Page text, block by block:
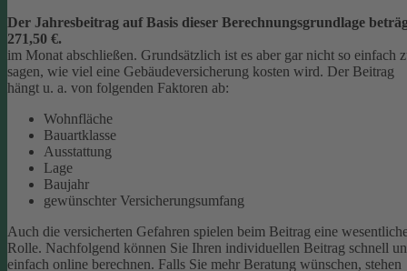
Der Jahresbeitrag auf Basis dieser Berechnungsgrundlage
271,50 €.
im Monat abschließen. Grundsätzlich ist es aber gar nicht so einfach
sagen, wie viel eine Gebäudeversicherung kosten wird. Der Beitrag
hängt u. a. von folgenden Faktoren ab:
Wohnfläche
Bauartklasse
Ausstattung
Lage
Baujahr
gewünschter Versicherungsumfang
Auch die versicherten Gefahren spielen beim Beitrag eine
Rolle. Nachfolgend können Sie Ihren individuellen Beitrag schnell
einfach online berechnen. Falls Sie mehr Beratung wünschen, stehen